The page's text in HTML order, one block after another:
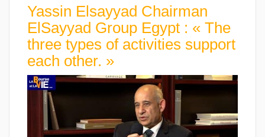
Yassin Elsayyad Chairman
ElSayyad Group Egypt : « The
three types of activities support
each other. »